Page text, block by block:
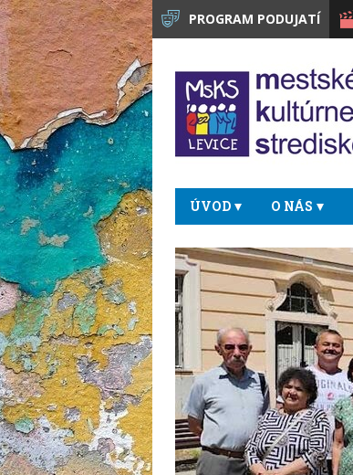
PROGRAM PODUJATÍ
ÚVOD O NÁS